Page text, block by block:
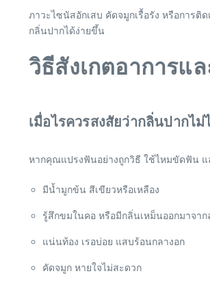
ภาวะไซนัสอักเสบ คัดจมูกเรื้อรัง หรือการติ
กลิ่นปากได้ง่ายขึ้น
วิธีสังเกตอาการแ
เมื่อไรควรสงสัยว่ากลิ่นปากไ
หากคุณแปรงฟันอย่างถูกวิธี ใช้ไหมขัดฟัน แ
มีน้ำมูกข้น สีเขียวหรือเหลือง
รู้สึกขมในคอ หรือมีกลิ่นเหม็นออกมาจาก
แน่นท้อง เรอบ่อย แสบร้อนกลางอก
คัดจมูก หายใจไม่สะดวก